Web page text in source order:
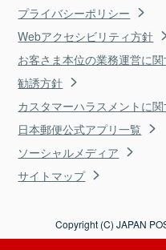
プライバシーポリシー
Webアクセシビリティ方針
お客さま本位の業務運営に
勧誘方針
カスタマーハラスメントに
日本郵便公式アプリ一覧
ソーシャルメディア
サイトマップ
Copyright (C) JAPAN